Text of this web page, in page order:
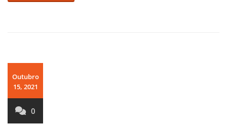
Outubro
15, 2021
0